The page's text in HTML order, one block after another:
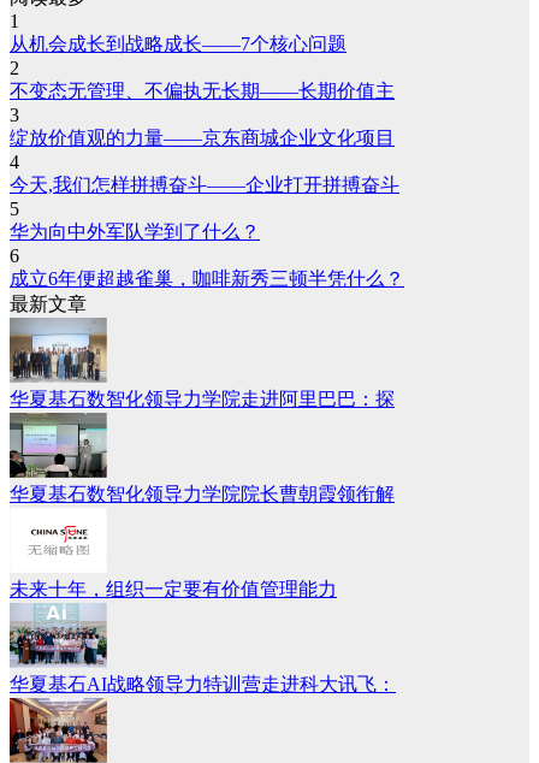
1
从机会成长到战略成长——7个核心问题
2
不变态无管理、不偏执无长期——长期价值主
3
绽放价值观的力量——京东商城企业文化项目
4
今天,我们怎样拼搏奋斗——企业打开拼搏奋斗
5
华为向中外军队学到了什么？
6
成立6年便超越雀巢，咖啡新秀三顿半凭什么？
最新文章
华夏基石数智化领导力学院走进阿里巴巴：探
华夏基石数智化领导力学院院长曹朝霞领衔解
未来十年，组织一定要有价值管理能力
华夏基石AI战略领导力特训营走进科大讯飞：